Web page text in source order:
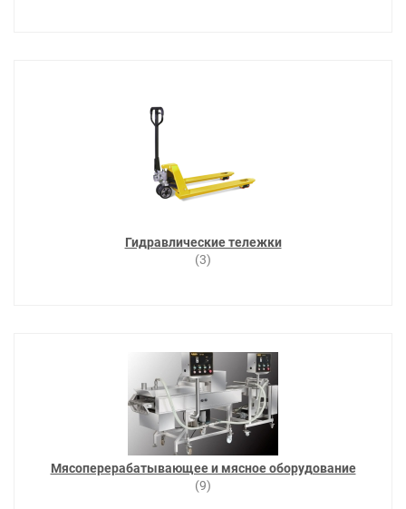
Гидравлические тележки
(3)
Мясоперерабатывающее и мясное оборудование
(9)